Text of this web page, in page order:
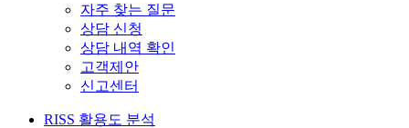
자주 찾는 질문
상담 신청
상담 내역 확인
고객제안
신고센터
RISS 활용도 분석